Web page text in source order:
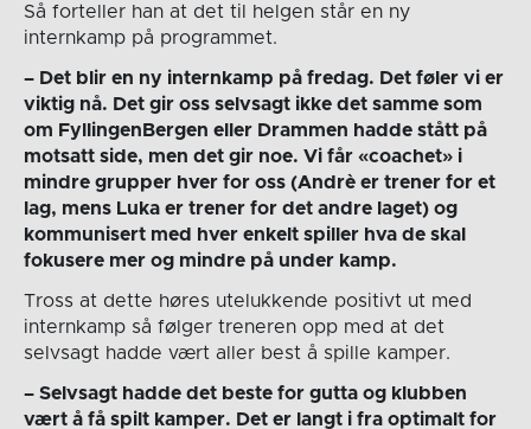
Så forteller han at det til helgen står en ny
internkamp på programmet.
– Det blir en ny internkamp på fredag. Det føler vi er
viktig nå. Det gir oss selvsagt ikke det samme som
om FyllingenBergen eller Drammen hadde stått på
motsatt side, men det gir noe. Vi får «coachet» i
mindre grupper hver for oss (Andrè er trener for et
lag, mens Luka er trener for det andre laget) og
kommunisert med hver enkelt spiller hva de skal
fokusere mer og mindre på under kamp.
Tross at dette høres utelukkende positivt ut med
internkamp så følger treneren opp med at det
selvsagt hadde vært aller best å spille kamper.
– Selvsagt hadde det beste for gutta og klubben
vært å få spilt kamper. Det er langt i fra optimalt for